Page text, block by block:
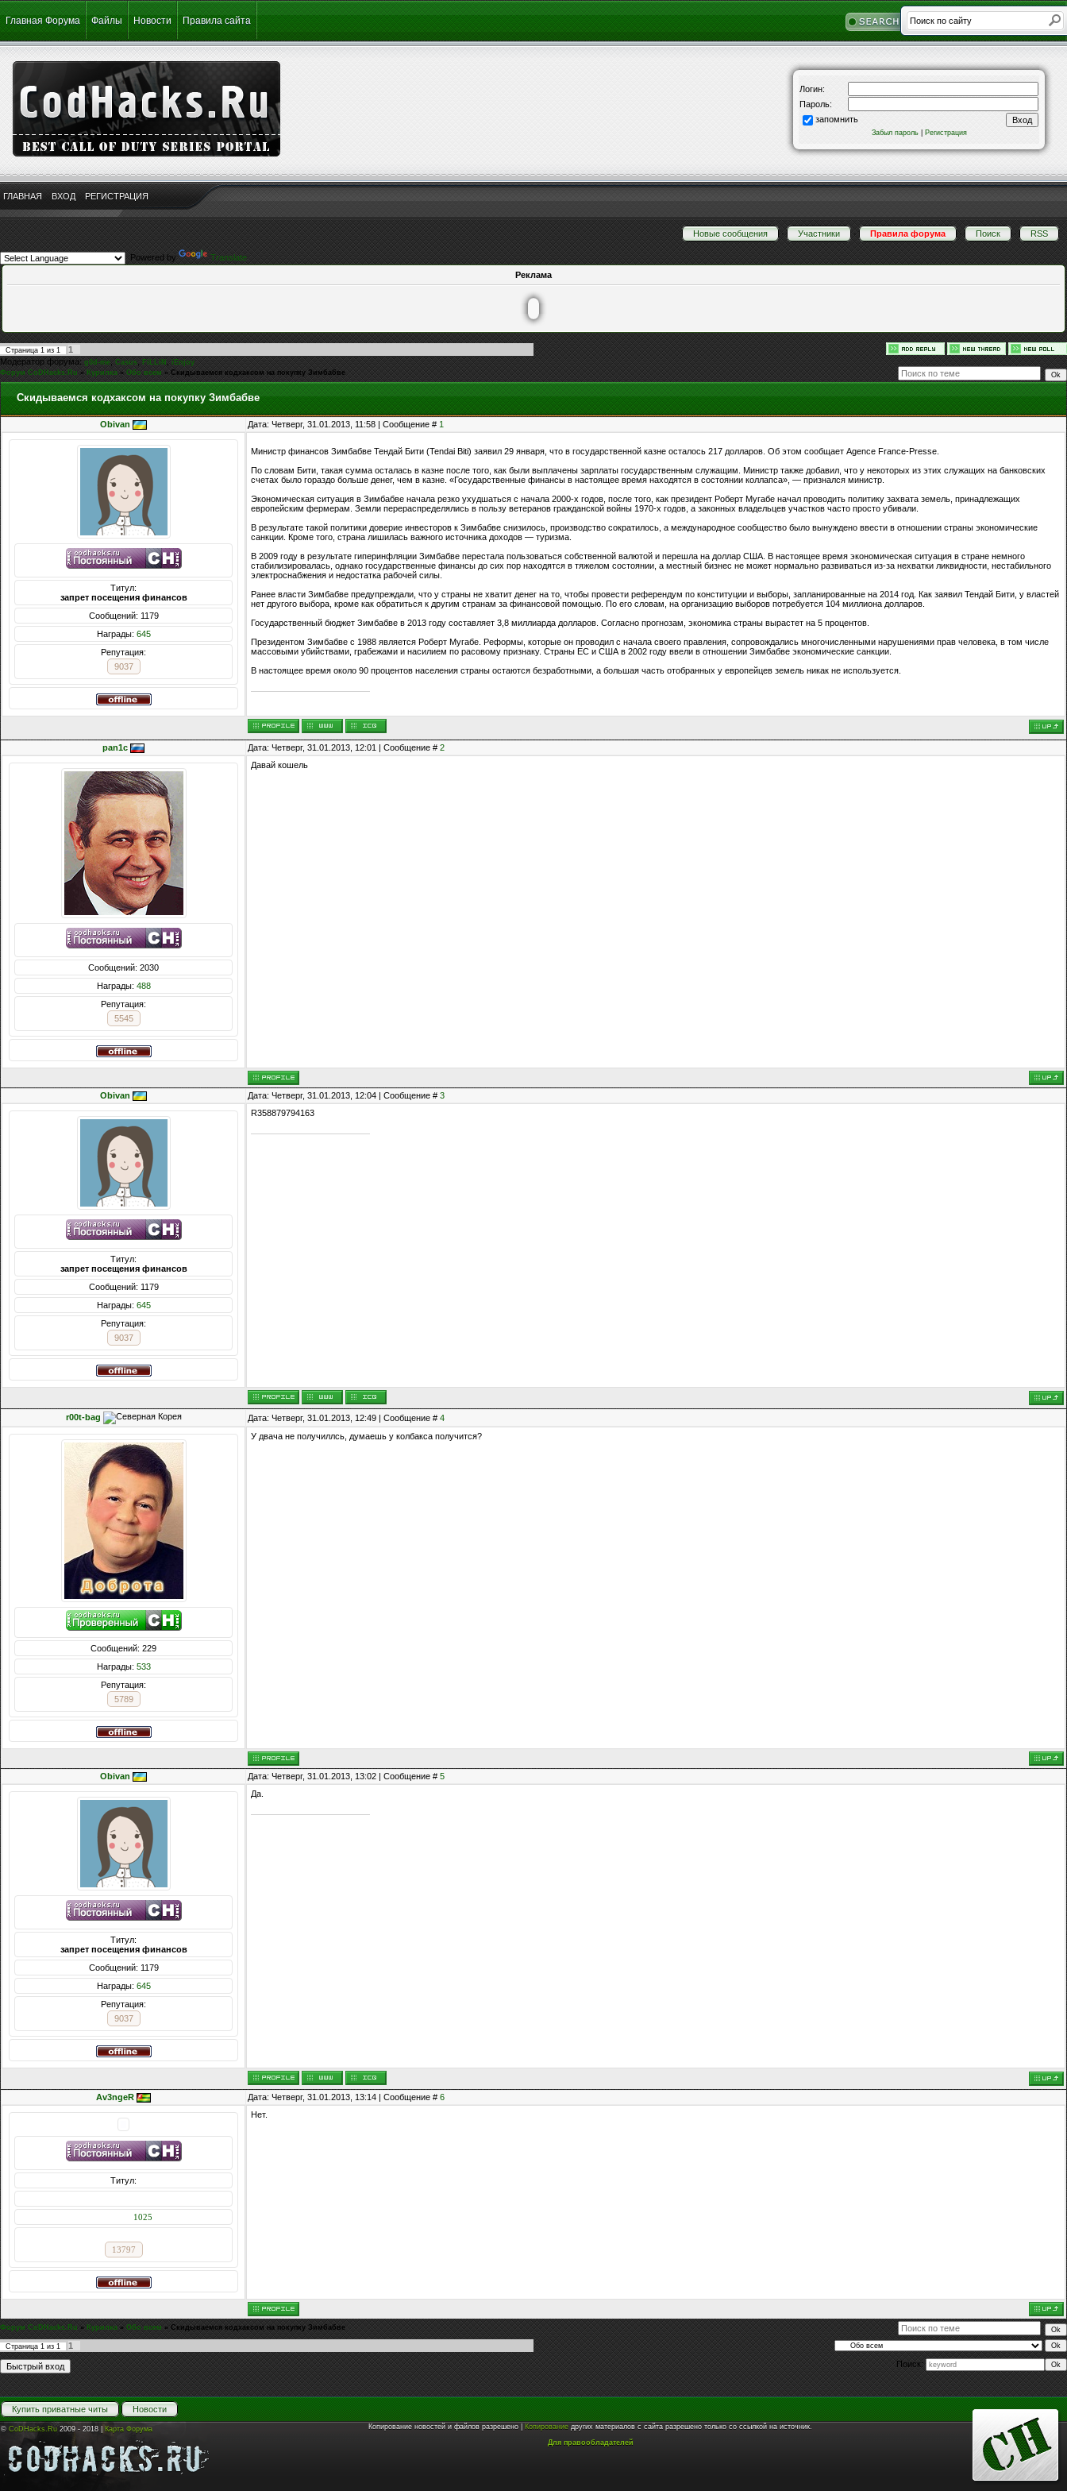
Главная Форума Файлы Новости Правила сайта
ГЛАВНАЯ ВХОД РЕГИСТРАЦИЯ
Логин:
Пароль:
запомнить
Забыл пароль| Регистрация
Новые сообщения · Участники · Правила форума · Поиск · RSS
Powered by
Translate
Реклама
Страница 1 из 1
1
Модератор форума:g0d-me,Casus, FiLLiN,iEnjoy
Форум CoDHacks.Ru » Курилка » Обо всем » Скидываемся кодхаксом на покупку Зимбабве
Скидываемся кодхаксом на покупку Зимбабве
Obivan Дата: Четверг, 31.01.2013, 11:58 | Сообщение # 1
Титул:
запрет посещения финансов
Сообщений: 1179
Награды: 645
Репутация:
9037
Министр финансов Зимбабве Тендай Бити (Tendai Biti) заявил 29 января, что в государственной казне осталось 217 долларов. Об этом сообщает Agence France-Presse.
По словам Бити, такая сумма осталась в казне после того, как были выплачены зарплаты государственным служащим. Министр также добавил, что у некоторых из этих служащих на банковских
счетах было гораздо больше денег, чем в казне. «Государственные финансы в настоящее время находятся в состоянии коллапса», — признался министр.
Экономическая ситуация в Зимбабве начала резко ухудшаться с начала 2000-х годов, после того, как президент Роберт Мугабе начал проводить политику захвата земель, принадлежащих
европейским фермерам. Земли перераспределялись в пользу ветеранов гражданской войны 1970-х годов, а законных владельцев участков часто просто убивали.
В результате такой политики доверие инвесторов к Зимбабве снизилось, производство сократилось, а международное сообщество было вынуждено ввести в отношении страны экономические
санкции. Кроме того, страна лишилась важного источника доходов — туризма.
В 2009 году в результате гиперинфляции Зимбабве перестала пользоваться собственной валютой и перешла на доллар США. В настоящее время экономическая ситуация в стране немного
стабилизировалась, однако государственные финансы до сих пор находятся в тяжелом состоянии, а местный бизнес не может нормально развиваться из-за нехватки ликвидности, нестабильного
электроснабжения и недостатка рабочей силы.
Ранее власти Зимбабве предупреждали, что у страны не хватит денег на то, чтобы провести референдум по конституции и выборы, запланированные на 2014 год. Как заявил Тендай Бити, у властей
нет другого выбора, кроме как обратиться к другим странам за финансовой помощью. По его словам, на организацию выборов потребуется 104 миллиона долларов.
Государственный бюджет Зимбабве в 2013 году составляет 3,8 миллиарда долларов. Согласно прогнозам, экономика страны вырастет на 5 процентов.
Президентом Зимбабве с 1988 является Роберт Мугабе. Реформы, которые он проводил с начала своего правления, сопровождались многочисленными нарушениями прав человека, в том числе
массовыми убийствами, грабежами и насилием по расовому признаку. Страны ЕС и США в 2002 году ввели в отношении Зимбабве экономические санкции.
В настоящее время около 90 процентов населения страны остаются безработными, а большая часть отобранных у европейцев земель никак не используется.
pan1c Дата: Четверг, 31.01.2013, 12:01 | Сообщение # 2
Сообщений: 2030
Награды: 488
Репутация:
5545
Давай кошель
Obivan Дата: Четверг, 31.01.2013, 12:04 | Сообщение # 3
Титул:
запрет посещения финансов
Сообщений: 1179
Награды: 645
Репутация:
9037
R358879794163
r00t-bag Дата: Четверг, 31.01.2013, 12:49 | Сообщение # 4
Сообщений: 229
Награды: 533
Репутация:
5789
У двача не получиллсь, думаешь у колбакса получится?
Obivan Дата: Четверг, 31.01.2013, 13:02 | Сообщение # 5
Титул:
запрет посещения финансов
Сообщений: 1179
Награды: 645
Репутация:
9037
Да.
Av3ngeR Дата: Четверг, 31.01.2013, 13:14 | Сообщение # 6
Титул:
1025
13797
Нет.
Форум CoDHacks.Ru » Курилка » Обо всем » Скидываемся кодхаксом на покупку Зимбабве
Страница 1 из 1
1
Поиск:
Купить приватные читы Новости
© CoDHacks.Ru 2009 - 2018 | Карта Форума Копирование новостей и файлов разрешено | Копирование других материалов с сайта разрешено только со ссылкой на источник.
Для правообладателей